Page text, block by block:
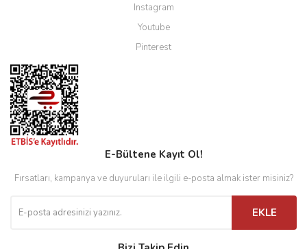
Instagram
Youtube
Pinterest
E-Bültene Kayıt Ol!
Fırsatları, kampanya ve duyuruları ile ilgili e-posta almak ister misiniz?
EKLE